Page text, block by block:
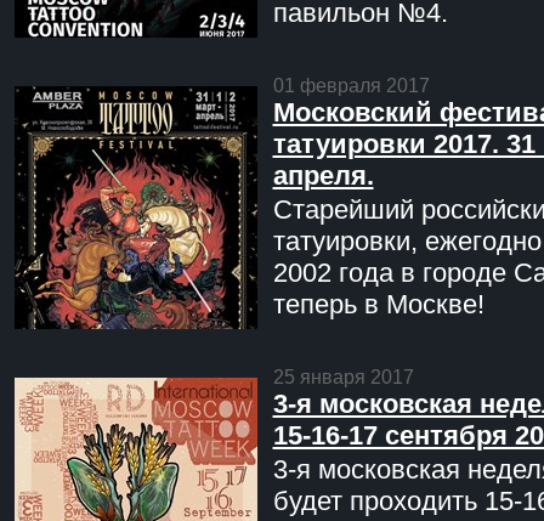
павильон №4.
01 февраля 2017
Московский
татуировки 2017. 31
апреля.
Старейший
татуировки,
2002 года в городе
теперь в Москве!
25 января 2017
3-я московская
15-16-17 сентября
3-я московская
будет проходить 15-